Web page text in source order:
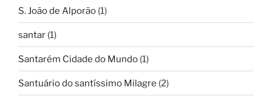
S. João de Alporão (1)
santar (1)
Santarém Cidade do Mundo (1)
Santuário do santíssimo Milagre (2)